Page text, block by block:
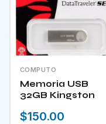
COMPUTO
Memoria USB
32GB Kingston
$150.00